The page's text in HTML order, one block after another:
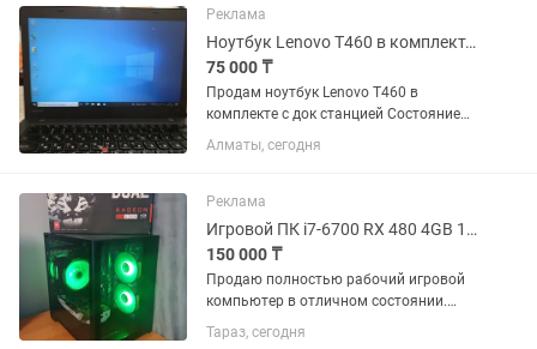
Видеокарта: NVIDIA...
Реклама
Ноутбук Lenovo T460 в комплекте с док станцией
75 000 ₸
Продам ноутбук Lenovo T460 в
комплекте с док станцией Состояние
отличное Установлена свежая
операционная система и офисные
интенсивного использования до 5
часов В...
Алматы, сегодня
Реклама
Игровой ПК i7-6700 RX 480 4GB 16GB DDR4 SSD ARGB-подсветка
150 000 ₸
Продаю полностью рабочий игровой
компьютер в отличном состоянии.
Собран в современном корпусе с
закалённым стеклом и красивой ARGB-
Тараз, сегодня